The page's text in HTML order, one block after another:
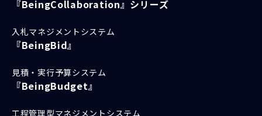
『BeingCollaboration』シリーズ
入札マネジメントシステム
『BeingBid』
見積・実行予算システム
『BeingBudget』
工程管理型マネジメントシステム